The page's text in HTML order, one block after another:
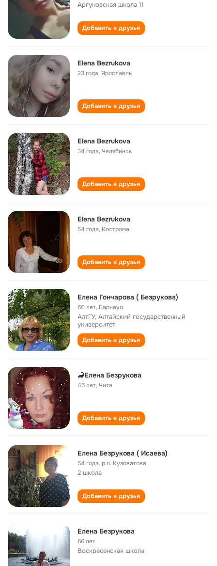
Аргуновская школа 11
Добавить в друзья
Elena Bezrukova
23 года,Ярославль
Добавить в друзья
Elena Bezrukova
34 года,Челябинск
Добавить в друзья
Elena Bezrukova
54 года, Кострома
Добавить в друзья
Елена Гончарова ( Безрукова)
60 лет, Барнаул
АлтГУ, Алтайский государственный
университет
Добавить в друзья
🦂Елена Безрукова
45 лет,Чита
Добавить в друзья
Елена Безрукова ( Исаева)
54 года,р.п. Кузоватова
2 школа
Добавить в друзья
Елена Безрукова
66 лет
Воскресенская школа